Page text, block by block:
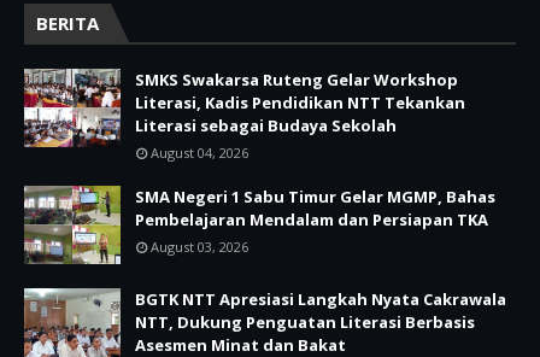
BERITA
SMKS Swakarsa Ruteng Gelar Workshop
Literasi, Kadis Pendidikan NTT Tekankan
Literasi sebagai Budaya Sekolah
August 04, 2026
SMA Negeri 1 Sabu Timur Gelar MGMP, Bahas
Pembelajaran Mendalam dan Persiapan TKA
August 03, 2026
BGTK NTT Apresiasi Langkah Nyata Cakrawala
NTT, Dukung Penguatan Literasi Berbasis
Asesmen Minat dan Bakat